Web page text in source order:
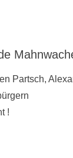
Partsch,
!